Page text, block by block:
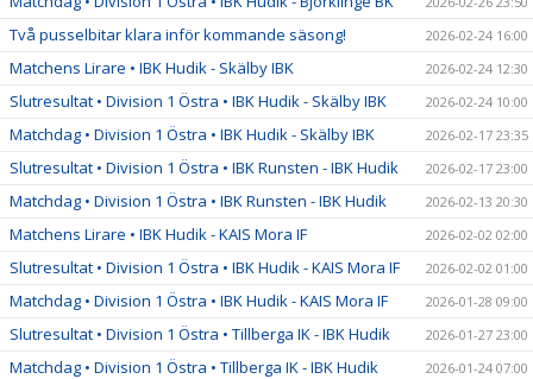
Två pusselbitar klara inför kommande säsong! 2026-02-24 16:00
Matchens Lirare • IBK Hudik - Skälby IBK 2026-02-24 12:30
Slutresultat • Division 1 Östra • IBK Hudik - Skälby IBK 2026-02-24 10:00
Matchdag • Division 1 Östra • IBK Hudik - Skälby IBK 2026-02-17 23:35
Slutresultat • Division 1 Östra • IBK Runsten - IBK Hudik 2026-02-17 23:00
Matchdag • Division 1 Östra • IBK Runsten - IBK Hudik 2026-02-13 20:30
Matchens Lirare • IBK Hudik - KAIS Mora IF 2026-02-02 02:00
Slutresultat • Division 1 Östra • IBK Hudik - KAIS Mora IF 2026-02-02 01:00
Matchdag • Division 1 Östra • IBK Hudik - KAIS Mora IF 2026-01-28 09:00
Slutresultat • Division 1 Östra • Tillberga IK - IBK Hudik 2026-01-27 23:00
Matchdag • Division 1 Östra • Tillberga IK - IBK Hudik 2026-01-24 07:00